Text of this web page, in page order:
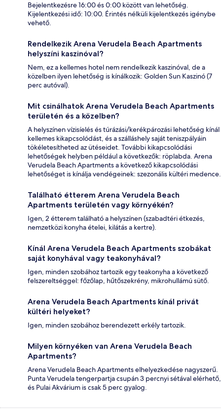
Bejelentkezésre 16:00 és 0:00 között van lehetőség.
Kijelentkezési idő: 10:00. Érintés nélküli kijelentkezés igénybe
vehető.
Rendelkezik Arena Verudela Beach Apartments
helyszíni kaszinóval?
Nem, ez a kellemes hotel nem rendelkezik kaszinóval, de a
közelben ilyen lehetőség is kínálkozik: Golden Sun Kaszinó (7
perc autóval).
Mit csinálhatok Arena Verudela Beach Apartments
területén és a közelben?
A helyszínen vízisíelés és túrázási/kerékpározási lehetőség kínál
kellemes kikapcsolódást, és a szálláshely saját teniszpályáin
tökéletesítheted az ütéseidet. További kikapcsolódási
lehetőségek helyben például a következők: röplabda. Arena
Verudela Beach Apartments a következő kikapcsolódási
lehetőséget is kínálja vendégeinek: szezonális kültéri medence.
Található étterem Arena Verudela Beach
Apartments területén vagy környékén?
Igen, 2 étterem található a helyszínen (szabadtéri étkezés,
nemzetközi konyha ételei, kilátás a kertre).
Kínál Arena Verudela Beach Apartments szobákat
saját konyhával vagy teakonyhával?
Igen, minden szobához tartozik egy teakonyha a következő
felszereltséggel: főzőlap, hűtőszekrény, mikrohullámú sütő.
Arena Verudela Beach Apartments kínál privát
kültéri helyeket?
Igen, minden szobához berendezett erkély tartozik.
Milyen környéken van Arena Verudela Beach
Apartments?
Arena Verudela Beach Apartments elhelyezkedése nagyszerű.
Punta Verudela tengerpartja csupán 3 percnyi sétával elérhető,
és Pulai Akvárium is csak 5 perc gyalog.